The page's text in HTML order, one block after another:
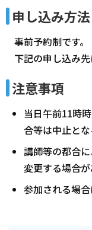
申し込み方法
事前予約制です。
下記の申し込み先
注意事項
当日午前11時
合等は中止とな
講師等の都合
変更する場合が
参加される場